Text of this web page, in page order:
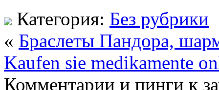
Категория: Без рубрики
« Браслеты Пандора,
Kaufen sie medikamente
Комментарии и пинги к